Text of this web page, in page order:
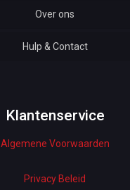
Automotive
Baby & Kids
Woman Dresses
Electronics
Home Decor
Over ons
Hulp & Contact
Klantenservice
Algemene Voorwaarden
Privacy Beleid